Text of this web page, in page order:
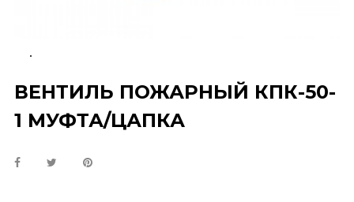
ВЕНТИЛЬ ПОЖАРНЫЙ КПК-50-
1 МУФТА/ЦАПКА